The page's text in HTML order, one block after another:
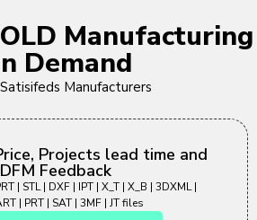
Manufacturing
Demand
Manufacturers
Projects lead time and
DFM Feedback
| STL | DXF | IPT | X_T | X_B | 3DXML |
| PRT | SAT | 3MF | JT files